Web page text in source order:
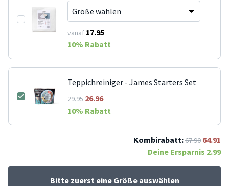
vanaf 17.95
10% Rabatt
Teppichreiniger - James Starters Set
29.9526.96
10% Rabatt
Kombirabatt:67.90 64.91
Deine Ersparnis 2.99
Bitte zuerst eine Größe auswählen